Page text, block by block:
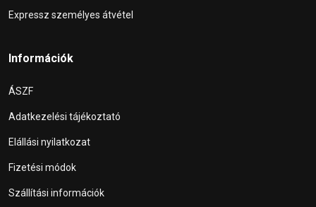
Expressz személyes átvétel
Információk
ÁSZF
Adatkezelési tájékoztató
Elállási nyilatkozat
Fizetési módok
Szállítási információk